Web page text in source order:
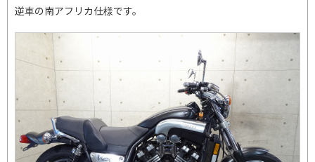
逆車の南アフリカ仕様です。